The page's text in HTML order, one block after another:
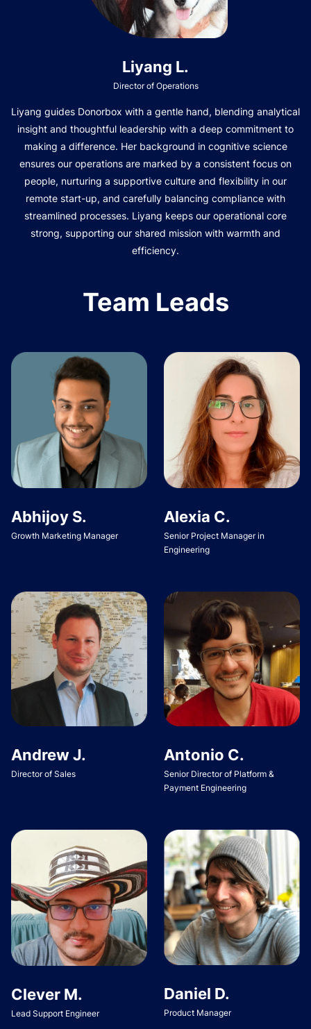
Liyang L.
Director of Operations
Liyang guides Donorbox with a gentle hand, blending analytical
insight and thoughtful leadership with a deep commitment to
making a difference. Her background in cognitive science
ensures our operations are marked by a consistent focus on
people, nurturing a supportive culture and flexibility in our
remote start-up, and carefully balancing compliance with
streamlined processes. Liyang keeps our operational core
strong, supporting our shared mission with warmth and
efficiency.
Team Leads
Abhijoy S.
Growth Marketing Manager
Alexia C.
Senior Project Manager in
Engineering
Andrew J.
Director of Sales
Antonio C.
Senior Director of Platform &
Payment Engineering
Clever M.
Lead Support Engineer
Daniel D.
Product Manager